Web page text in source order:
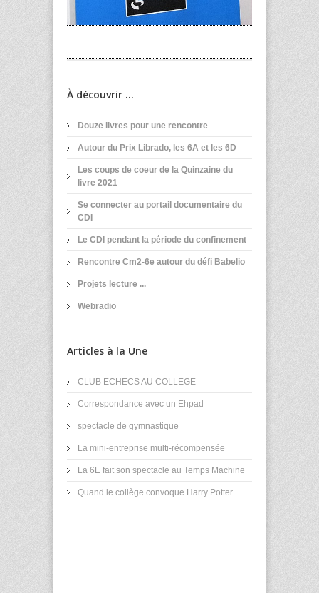
À découvrir ...
Douze livres pour une rencontre
Autour du Prix Librado, les 6A et les 6D
Les coups de coeur de la Quinzaine du
livre 2021
Se connecter au portail documentaire du
CDI
Le CDI pendant la période du confinement
Rencontre Cm2-6e autour du défi Babelio
Projets lecture ...
Webradio
Articles à la Une
CLUB ECHECS AU COLLEGE
Correspondance avec un Ehpad
spectacle de gymnastique
La mini-entreprise multi-récompensée
La 6E fait son spectacle au Temps Machine
Quand le collège convoque Harry Potter